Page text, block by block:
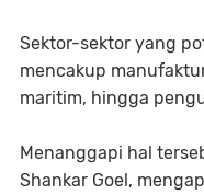
Sektor-sektor yang
mencakup
maritim, hingga
Menanggapi hal
Shankar Goel,